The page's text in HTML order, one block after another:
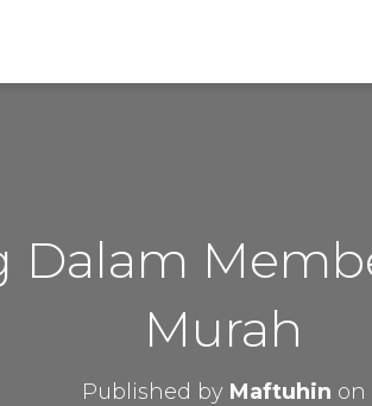
Dalam
Murah
Published by Maftuhin on